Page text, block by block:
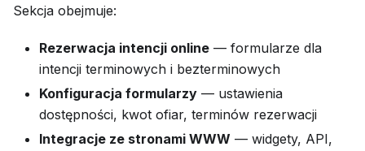
Sekcja obejmuje:
Rezerwacja intencji online — formularze dla
intencji terminowych i bezterminowych
Konfiguracja formularzy — ustawienia
dostępności, kwot ofiar, terminów rezerwacji
Integracje ze stronami WWW — widgety, API,